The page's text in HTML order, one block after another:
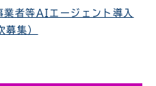
者等AIエージェント導入
募集）